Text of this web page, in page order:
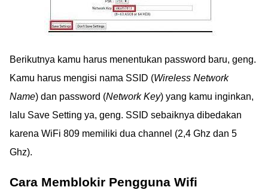
Berikutnya kamu harus menentukan password baru, geng.
Kamu harus mengisi nama SSID (Wireless Network
Name) dan password (Network Key) yang kamu inginkan,
lalu Save Setting ya, geng. SSID sebaiknya dibedakan
karena WiFi 809 memiliki dua channel (2,4 Ghz dan 5
Ghz).
Cara Memblokir Pengguna Wifi